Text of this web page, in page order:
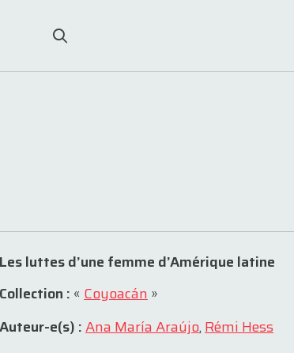
Les luttes d’une femme d’Amérique latine
Collection : « Coyoacán»
Auteur-e(s) :Ana María Araújo,Rémi Hess